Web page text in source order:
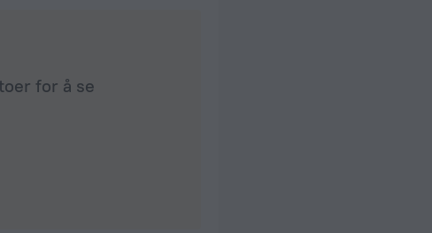
for å se